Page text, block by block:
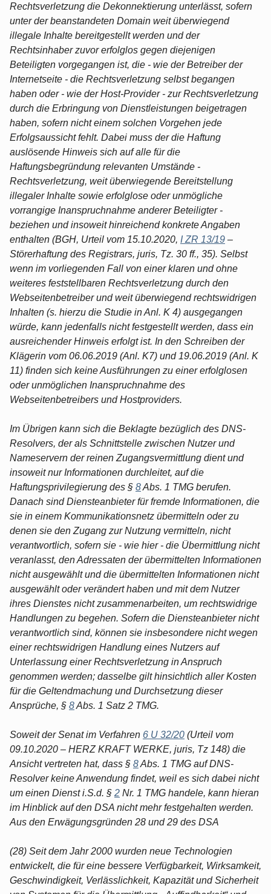
Rechtsverletzung die Dekonnektierung unterlässt, sofern
unter der beanstandeten Domain weit überwiegend
illegale Inhalte bereitgestellt werden und der
Rechtsinhaber zuvor erfolglos gegen diejenigen
Beteiligten vorgegangen ist, die - wie der Betreiber der
Internetseite - die Rechtsverletzung selbst begangen
haben oder - wie der Host-Provider - zur Rechtsverletzung
durch die Erbringung von Dienstleistungen beigetragen
haben, sofern nicht einem solchen Vorgehen jede
Erfolgsaussicht fehlt. Dabei muss der die Haftung
auslösende Hinweis sich auf alle für die
Haftungsbegründung relevanten Umstände -
Rechtsverletzung, weit überwiegende Bereitstellung
illegaler Inhalte sowie erfolglose oder unmögliche
vorrangige Inanspruchnahme anderer Beteiligter -
beziehen und insoweit hinreichend konkrete Angaben
enthalten (BGH, Urteil vom 15.10.2020, I ZR 13/19 –
Störerhaftung des Registrars, juris, Tz. 30 ff., 35). Selbst
wenn im vorliegenden Fall von einer klaren und ohne
weiteres feststellbaren Rechtsverletzung durch den
Webseitenbetreiber und weit überwiegend rechtswidrigen
Inhalten (s. hierzu die Studie in Anl. K 4) ausgegangen
würde, kann jedenfalls nicht festgestellt werden, dass ein
ausreichender Hinweis erfolgt ist. In den Schreiben der
Klägerin vom 06.06.2019 (Anl. K7) und 19.06.2019 (Anl. K
11) finden sich keine Ausführungen zu einer erfolglosen
oder unmöglichen Inanspruchnahme des
Webseitenbetreibers und Hostproviders.
Im Übrigen kann sich die Beklagte bezüglich des DNS-
Resolvers, der als Schnittstelle zwischen Nutzer und
Nameservern der reinen Zugangsvermittlung dient und
insoweit nur Informationen durchleitet, auf die
Haftungsprivilegierung des § 8Abs. 1 TMG berufen.
Danach sind Diensteanbieter für fremde Informationen, die
sie in einem Kommunikationsnetz übermitteln oder zu
denen sie den Zugang zur Nutzung vermitteln, nicht
verantwortlich, sofern sie - wie hier - die Übermittlung nicht
veranlasst, den Adressaten der übermittelten Informationen
nicht ausgewählt und die übermittelten Informationen nicht
ausgewählt oder verändert haben und mit dem Nutzer
ihres Dienstes nicht zusammenarbeiten, um rechtswidrige
Handlungen zu begehen. Sofern die Diensteanbieter nicht
verantwortlich sind, können sie insbesondere nicht wegen
einer rechtswidrigen Handlung eines Nutzers auf
Unterlassung einer Rechtsverletzung in Anspruch
genommen werden; dasselbe gilt hinsichtlich aller Kosten
für die Geltendmachung und Durchsetzung dieser
Ansprüche, § 8Abs. 1 Satz 2 TMG.
Soweit der Senat im Verfahren 6 U 32/20 (Urteil vom
09.10.2020 – HERZ KRAFT WERKE, juris, Tz 148) die
Ansicht vertreten hat, dass § 8Abs. 1 TMG auf DNS-
Resolver keine Anwendung findet, weil es sich dabei nicht
um einen Dienst i.S.d. § 2 Nr. 1 TMG handele, kann hieran
im Hinblick auf den DSA nicht mehr festgehalten werden.
Aus den Erwägungsgründen 28 und 29 des DSA
(28) Seit dem Jahr 2000 wurden neue Technologien
entwickelt, die für eine bessere Verfügbarkeit, Wirksamkeit,
Geschwindigkeit, Verlässlichkeit, Kapazität und Sicherheit